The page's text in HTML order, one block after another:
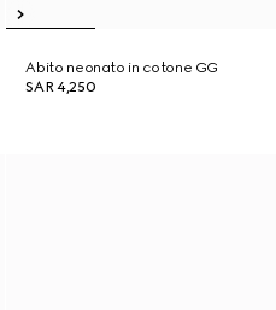
Abito neonato in cotone GG
SAR 4,250